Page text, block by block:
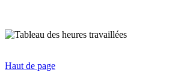
Haut de page